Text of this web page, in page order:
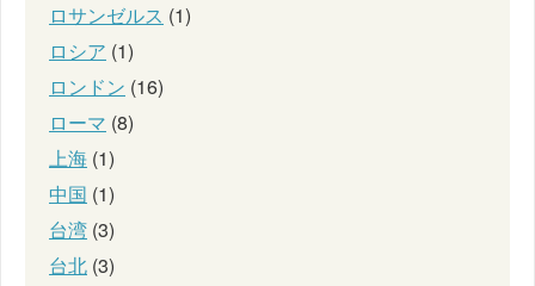
ロサンゼルス (1)
ロシア (1)
ロンドン (16)
ローマ (8)
上海 (1)
中国 (1)
台湾 (3)
台北 (3)